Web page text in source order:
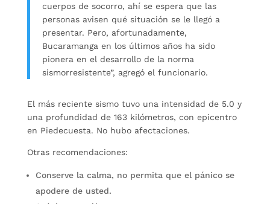
cuerpos de socorro, ahí se espera que las
personas avisen qué situación se le llegó a
presentar. Pero, afortunadamente,
Bucaramanga en los últimos años ha sido
pionera en el desarrollo de la norma
sismorresistente”, agregó el funcionario.
El más reciente sismo tuvo una intensidad de 5.0 y
una profundidad de 163 kilómetros, con epicentro
en Piedecuesta. No hubo afectaciones.
Otras recomendaciones:
Conserve la calma, no permita que el pánico se
apodere de usted.